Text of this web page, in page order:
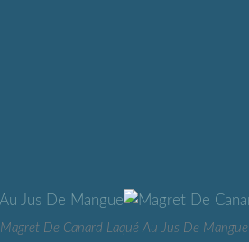
Magret De Canard Laqué Au Jus De Mangue